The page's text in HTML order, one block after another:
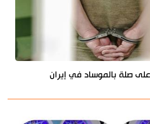
صلة بالموساد في إيران